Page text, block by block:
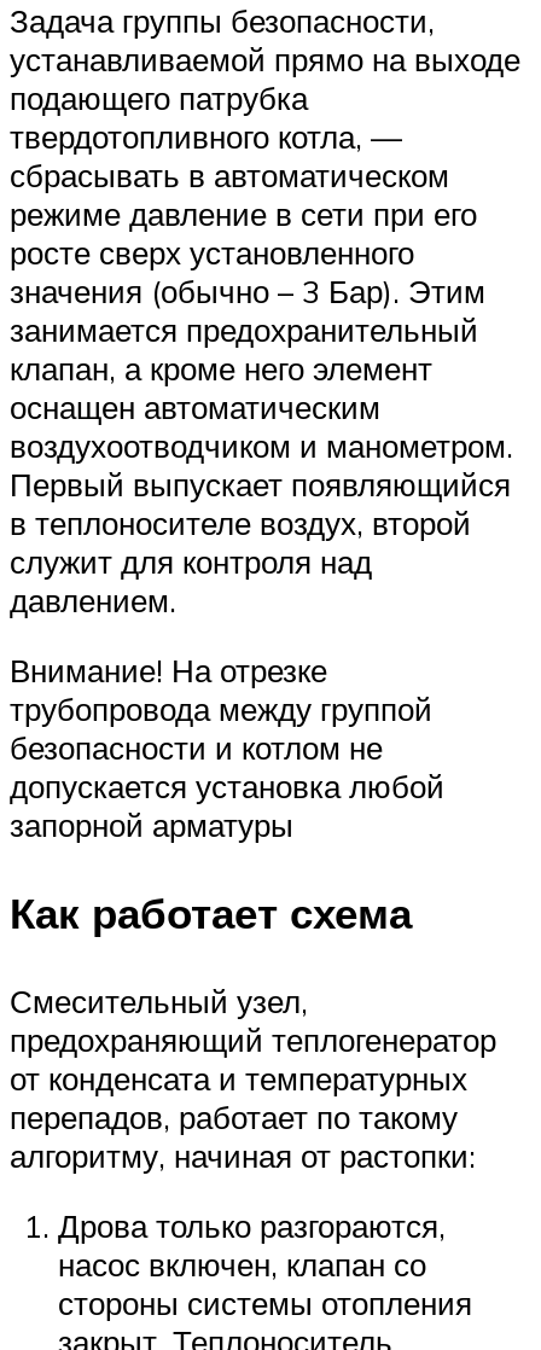
Задача группы безопасности,
устанавливаемой прямо на выходе
подающего патрубка
твердотопливного котла, —
сбрасывать в автоматическом
режиме давление в сети при его
росте сверх установленного
значения (обычно – 3 Бар). Этим
занимается предохранительный
клапан, а кроме него элемент
оснащен автоматическим
воздухоотводчиком и манометром.
Первый выпускает появляющийся
в теплоносителе воздух, второй
служит для контроля над
давлением.
Внимание! На отрезке
трубопровода между группой
безопасности и котлом не
допускается установка любой
запорной арматуры
Как работает схема
Смесительный узел,
предохраняющий теплогенератор
от конденсата и температурных
перепадов, работает по такому
алгоритму, начиная от растопки:
Дрова только разгораются,
насос включен, клапан со
стороны системы отопления
закрыт. Теплоноситель